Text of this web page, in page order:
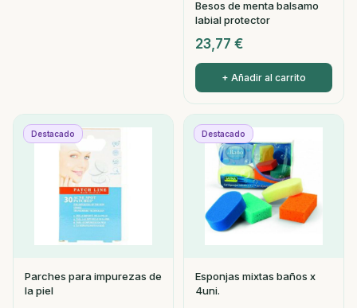
Besos de menta balsamo
labial protector
23,77 €
+ Añadir al carrito
Destacado
Parches para impurezas de
la piel
Destacado
Esponjas mixtas baños x
4uni.